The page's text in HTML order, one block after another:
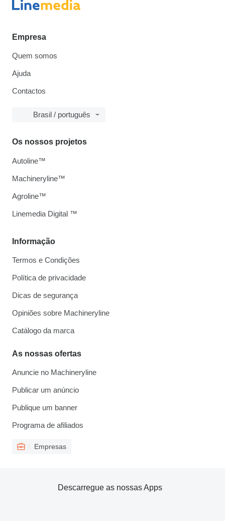
Empresa
Quem somos
Ajuda
Contactos
Brasil / português
Informação
Termos e Condições
Política de privacidade
Dicas de segurança
Opiniões sobre Machineryline
Catálogo da marca
As nossas ofertas
Anuncie no Machineryline
Publicar um anúncio
Publique um banner
Programa de afiliados
Empresas
Os nossos projetos
Autoline™
Machineryline™
Agroline™
Linemedia Digital ™
Descarregue as nossas Apps